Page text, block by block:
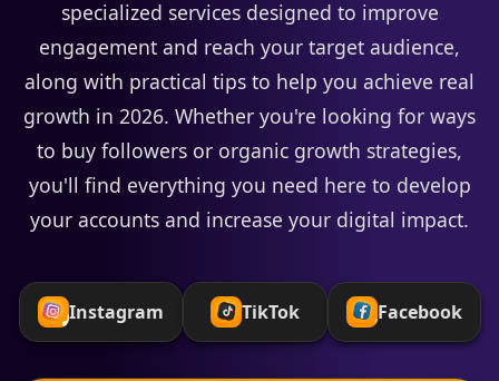
specialized services designed to improve
engagement and reach your target audience,
along with practical tips to help you achieve real
growth in 2026. Whether you're looking for ways
to buy followers or organic growth strategies,
you'll find everything you need here to develop
your accounts and increase your digital impact.
Instagram TikTok Facebook